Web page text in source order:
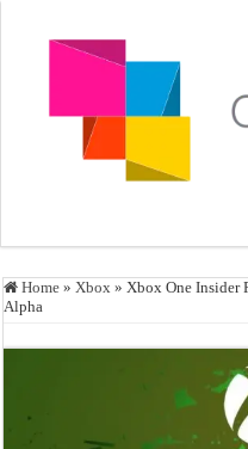
Home » Xbox » Xbox One Insider
Alpha